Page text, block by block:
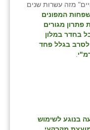
מזה עשרות שנים
המפונים
מגורים
בחדר במלון
לסרב בגלל פחד
בנוגע לשימוש